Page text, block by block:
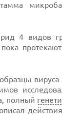
4 видов
полный
действия